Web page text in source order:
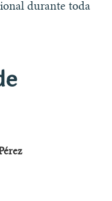
durante toda